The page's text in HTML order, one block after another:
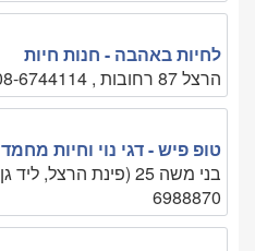
לחיות באהבה - חנות חיות
הרצל 87 רחובות , 08-6744114
טופ פיש - דגי נוי וחיות מחמד
6988870